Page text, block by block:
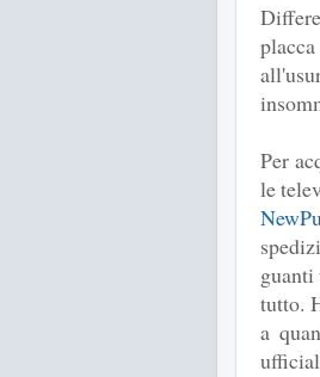
Per
le
tutto.
a